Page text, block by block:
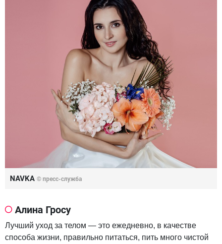
NAVKA © пресс-служба
Алина Гросу
Лучший уход за телом — это ежедневно, в качестве
способа жизни, правильно питаться, пить много чистой